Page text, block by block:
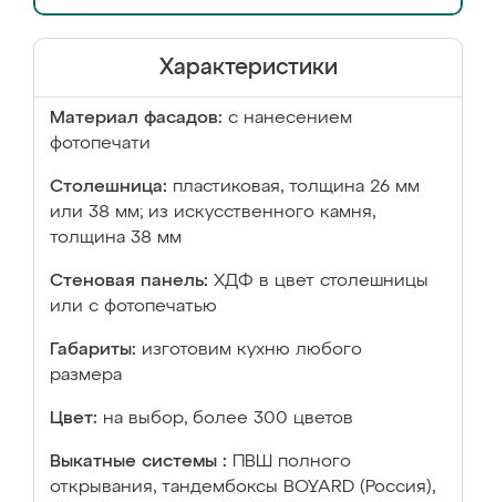
Характеристики
Материал фасадов: с нанесением
фотопечати
Столешница: пластиковая, толщина 26 мм
или 38 мм; из искусственного камня,
толщина 38 мм
Стеновая панель: ХДФ в цвет столешницы
или с фотопечатью
Габариты: изготовим кухню любого
размера
Цвет: на выбор, более 300 цветов
Выкатные системы :
ПВШ полного
открывания, тандембоксы BOYARD (Россия),